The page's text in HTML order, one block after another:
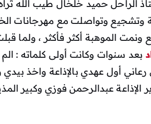
الراحل حميد خلخال طيب الله
وتشجيع وتواصلت مع مهرجانات
ونمت الموهبة أكثر فأكثر ، ولما
بعد سنوات وكانت أولى كلماته :
رعاني أول عهدي بالإذاعة واخذ
الإذاعة عبدالرحمن فوزي وكبير